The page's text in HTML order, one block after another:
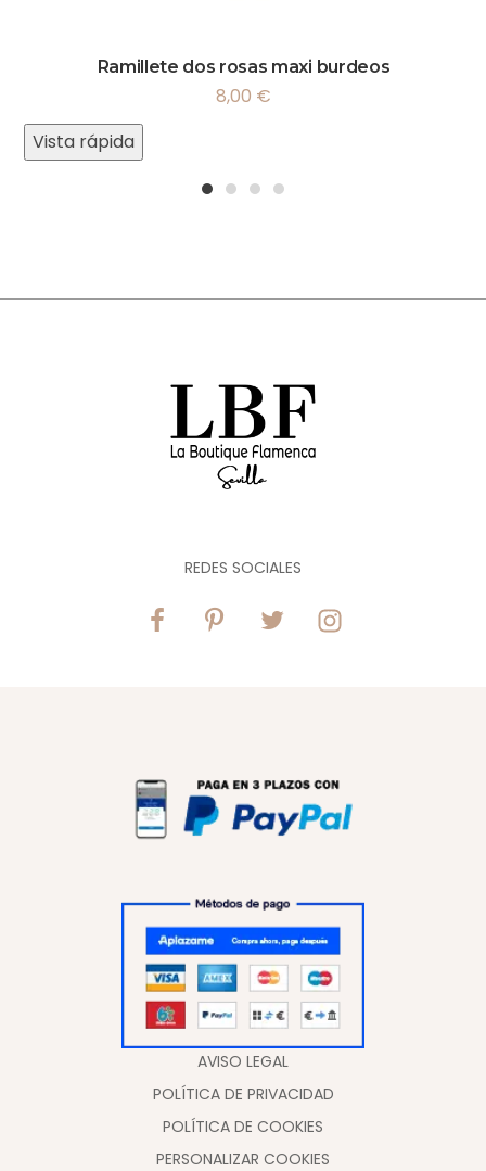
Ramillete dos rosas maxi burdeos
8,00 €
Vista rápida
REDES SOCIALES
AVISO LEGAL
POLÍTICA DE PRIVACIDAD
POLÍTICA DE COOKIES
PERSONALIZAR COOKIES